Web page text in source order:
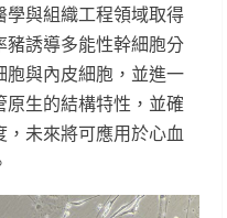
與組織工程領域取得
豬誘導多能性幹細胞分
與內皮細胞，並進一
生的結構特性，並確
未來將可應用於心血